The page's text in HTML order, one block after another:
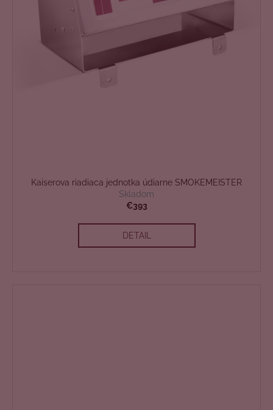
Kaiserova riadiaca jednotka údiarne SMOKEMEISTER
Skladom
€393
DETAIL